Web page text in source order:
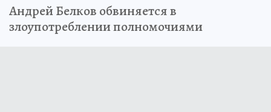
Андрей Белков обвиняется в
злоупотреблении полномочиями